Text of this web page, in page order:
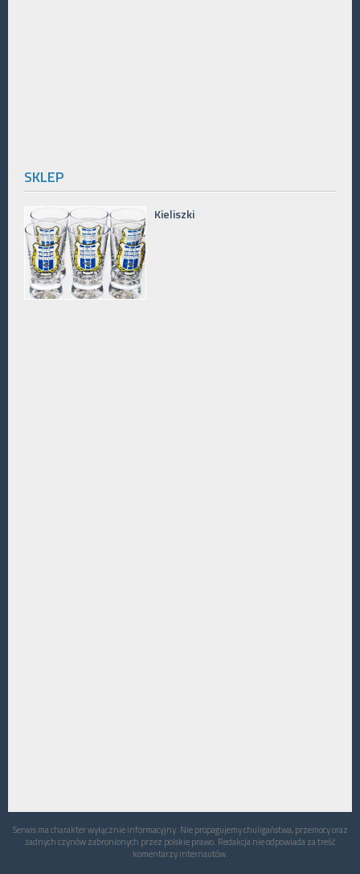
SKLEP
Kieliszki
Serwis ma charakter wyłącznie informacyjny. Nie propagujemy chuligaństwa, przemocy oraz
żadnych czynów zabronionych przez polskie prawo. Redakcja nie odpowiada za treść
komentarzy internautów.